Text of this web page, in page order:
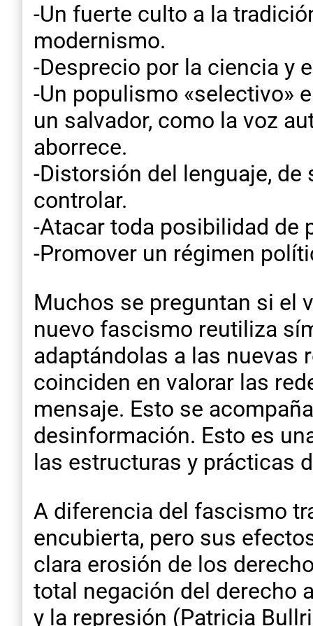
-Un fuerte culto a la
modernismo.
-Desprecio por la ciencia y
-Un populismo «selectivo»
un salvador, como la voz
aborrece.
-Distorsión del lenguaje,
controlar.
-Atacar toda posibilidad de
-Promover un régimen
Muchos se preguntan si el
nuevo fascismo reutiliza
adaptándolas a las nuevas
coinciden en valorar las
mensaje. Esto se
desinformación. Esto es
las estructuras y prácticas
A diferencia del fascismo
encubierta, pero sus
clara erosión de los
total negación del derecho
y la represión (Patricia